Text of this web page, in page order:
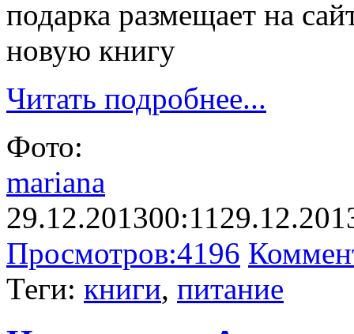
подарка размещает на
новую книгу
Читать подробнее...
Фото:
mariana
29.12.201300:11
Просмотров:4196
Теги: книги, питание